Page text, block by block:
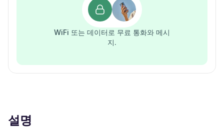
WiFi 또는 데이터로 무료 통화와 메시
지.
설명